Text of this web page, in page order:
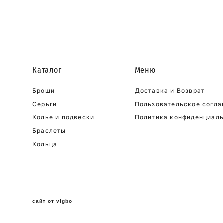
Каталог
Броши
Серьги
Колье и подвески
Браслеты
Кольца
Меню
Доставка и Возврат
Пользовательское
Политика
сайт от vigbo